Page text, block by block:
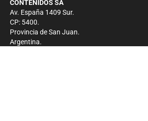
CONTENIDOS SA
Av. España 1409 Sur.
CP: 5400.
Provincia de San Juan.
Argentina.